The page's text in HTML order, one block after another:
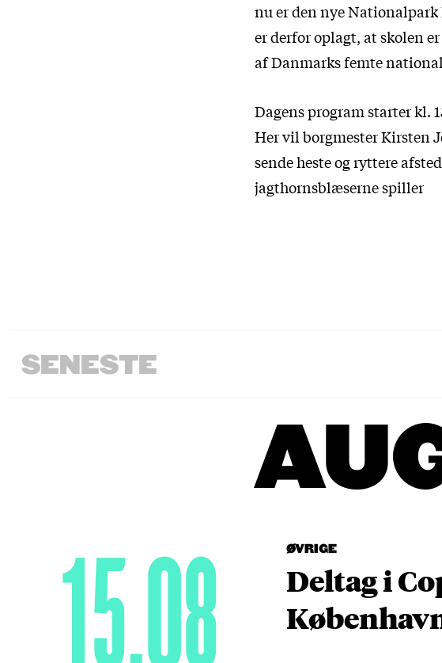
nu er den nye
er derfor oplagt, at skolen
af Danmarks femte
Dagens program starter kl.
Her vil borgmester Kirsten
sende heste og ryttere
jagthornsblæserne spiller
SENESTE
ØVRIGE
Deltag i
15.08